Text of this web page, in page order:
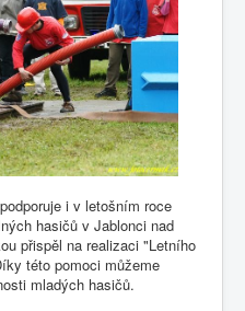
podporuje i v letošním roce
hasičů v Jablonci nad
přispěl na realizaci "Letního
této pomoci můžeme
mladých hasičů.